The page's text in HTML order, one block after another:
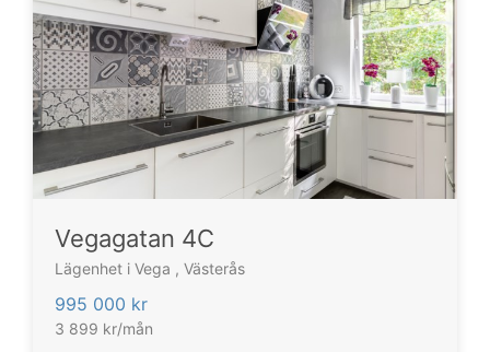
Vegagatan 4C
Lägenhet i Vega , Västerås
995 000 kr
3 899 kr/mån